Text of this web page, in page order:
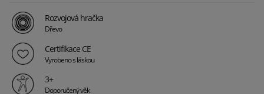
Rozvojová hračka
Dřevo
Certifikace CE
Vyrobeno s láskou
3+
Doporučený věk